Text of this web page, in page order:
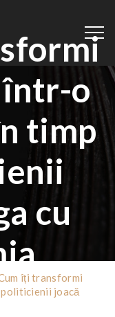
o
timp
cu
îți transformi
joacă